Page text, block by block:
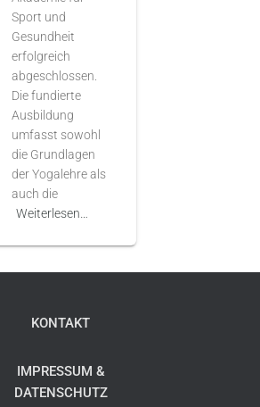
Sport und
Gesundheit
erfolgreich
abgeschlossen.
Die fundierte
Ausbildung
umfasst sowohl
die Grundlagen
der Yogalehre als
auch die
Weiterlesen…
KONTAKT
IMPRESSUM &
DATENSCHUTZ